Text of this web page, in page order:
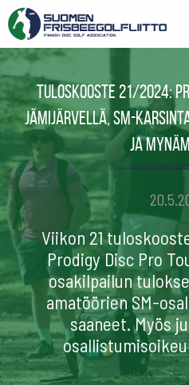
Tuloskooste 21/2024:
Jämijärvellä, SM-
ja
Viikon 21
Prodigy Disc Pro
osakilpailun
amatöörien SM-
saaneet. Myös